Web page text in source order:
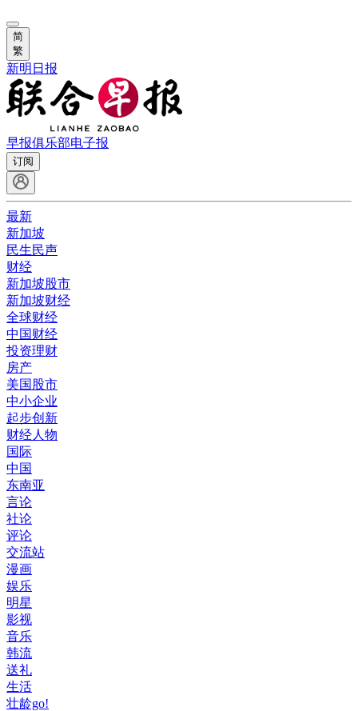
简
繁
新明日报
早报俱乐部电子报
订阅
最新
新加坡
民生民声
财经
新加坡股市
新加坡财经
全球财经
中国财经
投资理财
房产
美国股市
中小企业
起步创新
财经人物
国际
中国
东南亚
言论
社论
评论
交流站
漫画
娱乐
明星
影视
音乐
韩流
送礼
生活
壮龄go!